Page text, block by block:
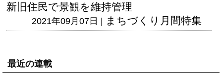
新旧住民で景観を維持管理
2021年09月07日 | まちづくり月間特集
最近の連載